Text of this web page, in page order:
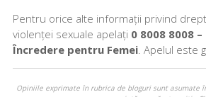
Pentru orice alte informații privind
violenței sexuale apelați 0 8008 8008
Încredere pentru Femei. Apelul este
Opiniile exprimate în rubrica de bloguri sunt asumate